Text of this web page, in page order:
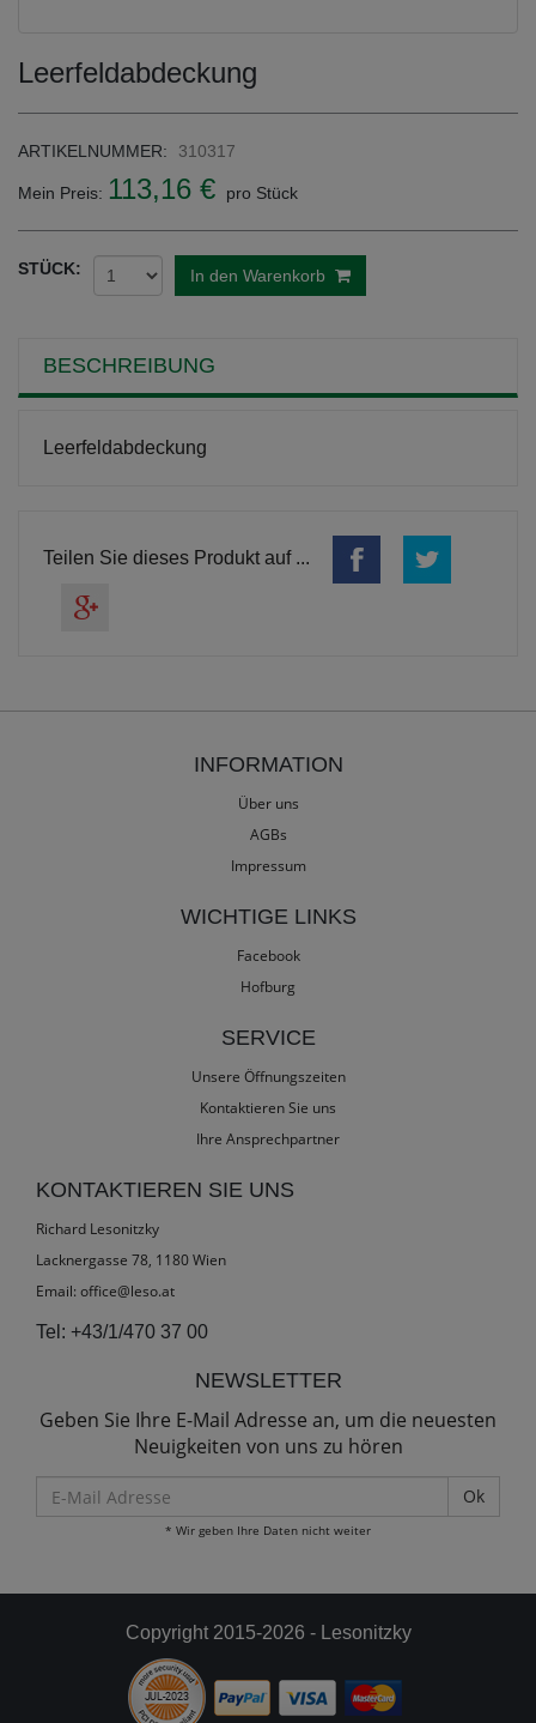
Leerfeldabdeckung
ARTIKELNUMMER: 310317
Mein Preis: 113,16 € pro Stück
STÜCK: In den Warenkorb
BESCHREIBUNG
Leerfeldabdeckung
Teilen Sie dieses Produkt auf ...
INFORMATION
Über uns
AGBs
Impressum
WICHTIGE LINKS
Facebook
Hofburg
SERVICE
Unsere Öffnungszeiten
Kontaktieren Sie uns
Ihre Ansprechpartner
KONTAKTIEREN SIE UNS
Richard Lesonitzky
Lacknergasse 78, 1180 Wien
Email: office@leso.at
Tel: +43/1/470 37 00
NEWSLETTER
Geben Sie Ihre E-Mail Adresse an, um die neuesten
Neuigkeiten von uns zu hören
Mail
Adresse
* Wir geben Ihre Daten nicht weiter
Copyright 2015-2026 - Lesonitzky